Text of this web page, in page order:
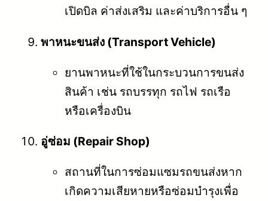
เปิดบิล ค่าส่งเสริม และค่าบริการอื่น ๆ
พาหนะขนส่ง (Transport Vehicle)
ยานพาหนะที่ใช้ในกระบวนการขนส่ง
สินค้า เช่น รถบรรทุก รถไฟ รถเรือ
หรือเครื่องบิน
อู่ซ่อม (Repair Shop)
สถานที่ในการซ่อมแซมรถขนส่งหาก
เกิดความเสียหายหรือซ่อมบำรุงเพื่อ